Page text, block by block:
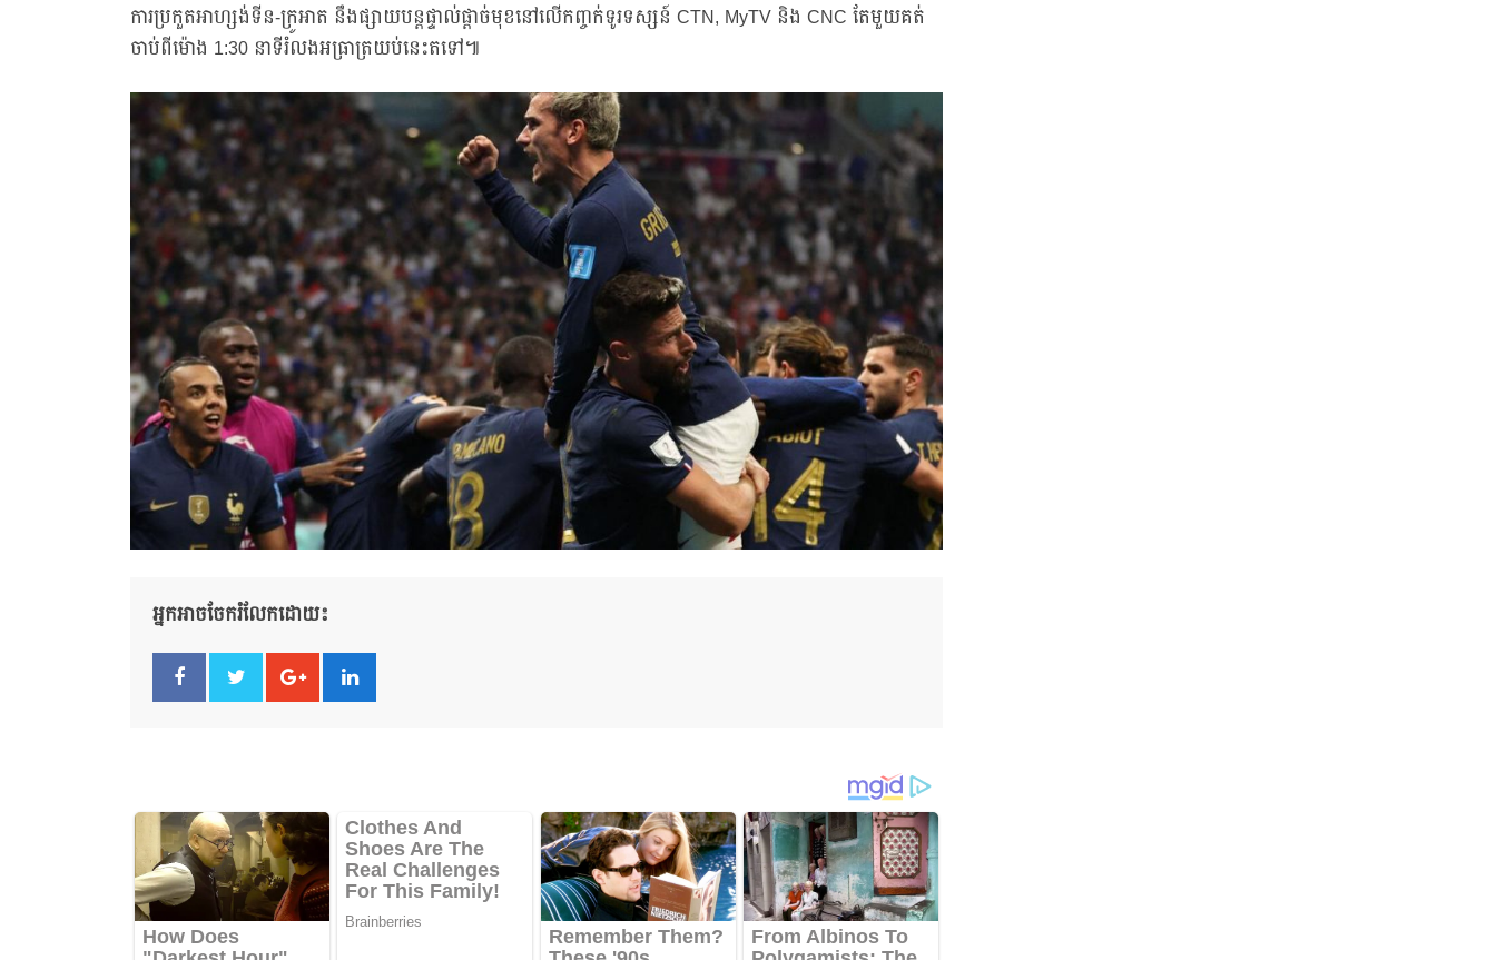
ការប្រកួតអាហ្សង់ទីន-ក្រូអាត នឹងផ្សាយបន្តផ្ទាល់ផ្ដាច់មុខនៅលើកញ្ចក់ទូរទស្សន៍ CTN, MyTV និង CNC តែមួយគត់
ចាប់ពីម៉ោង 1:30 នាទីរំលងអធ្រាត្រយប់នេះតទៅ៕
អ្នកអាចចែករំលែកដោយ៖